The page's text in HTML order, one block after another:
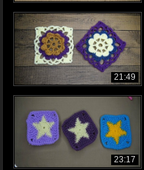
21:49
23:17